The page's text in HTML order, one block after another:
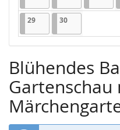
2929.06.2026
1 Veranstaltung
3030.06.2026
1 Veranstaltung
Blühendes
Gartenschau